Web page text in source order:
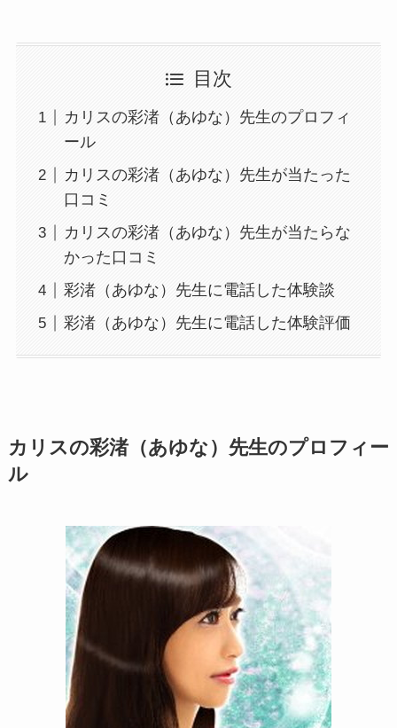
目次
カリスの彩渚（あゆな）先生のプロフィ
ール
カリスの彩渚（あゆな）先生が当たった
口コミ
カリスの彩渚（あゆな）先生が当たらな
かった口コミ
彩渚（あゆな）先生に電話した体験談
彩渚（あゆな）先生に電話した体験評価
カリスの彩渚（あゆな）先生のプロフィー
ル